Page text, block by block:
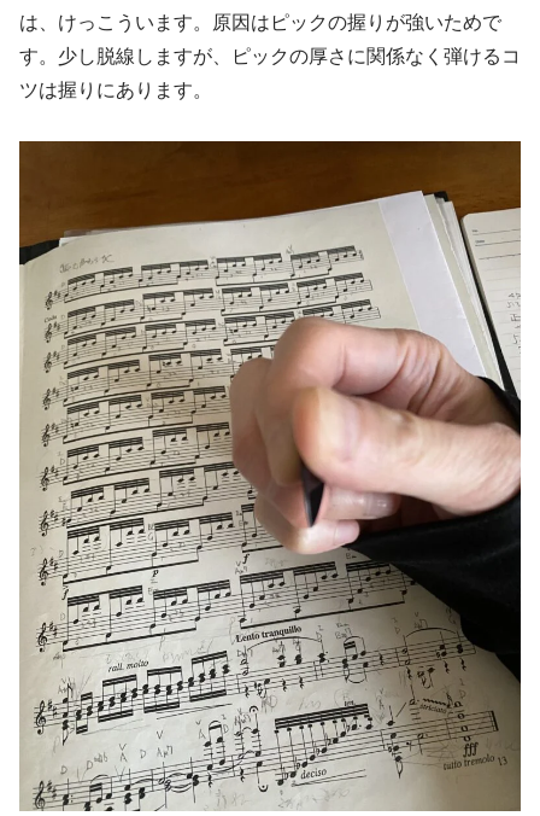
は、けっこういます。原因はピックの握りが強いためで
す。少し脱線しますが、ピックの厚さに関係なく弾けるコ
ツは握りにあります。